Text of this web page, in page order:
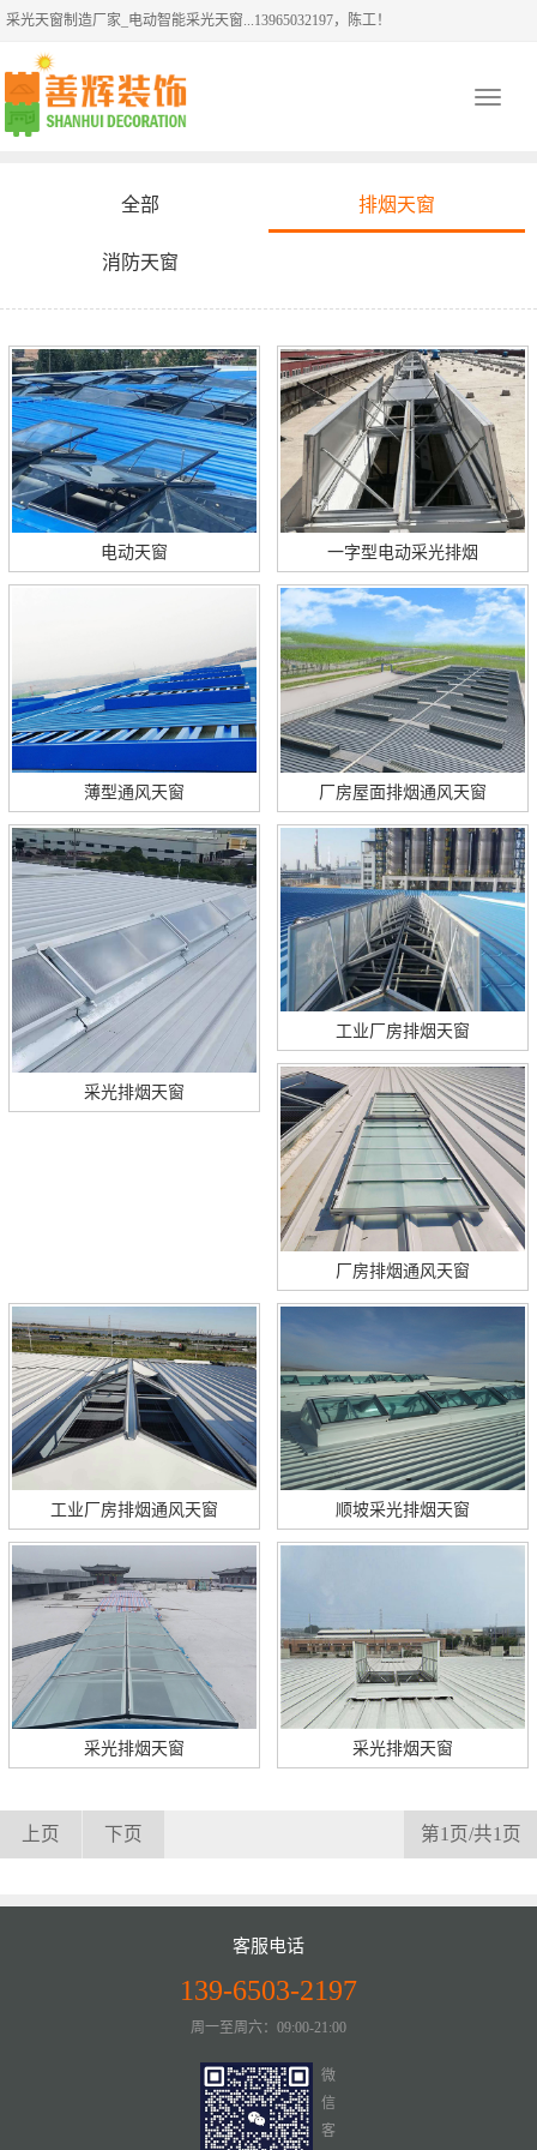
采光天窗制造厂家_电动智能采光天窗...13965032197，陈工！
Toggle
全部 排烟天窗
消防天窗
电动天窗 一字型电动采光排烟
薄型通风天窗 厂房屋面排烟通风天窗
采光排烟天窗
工业厂房排烟天窗
厂房排烟通风天窗
工业厂房排烟通风天窗 顺坡采光排烟天窗
采光排烟天窗 采光排烟天窗
上页 下页 第1页/共1页
客服电话
139-6503-2197
周一至周六：09:00-21:00
微
信
客